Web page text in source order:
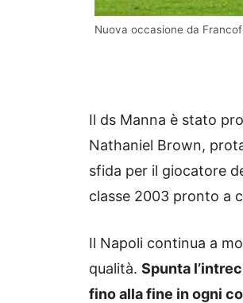
Nuova occasione da
Il ds Manna è stato
Nathaniel Brown,
sfida per il giocatore
classe 2003 pronto a
Il Napoli continua a
qualità. Spunta
fino alla fine in ogni